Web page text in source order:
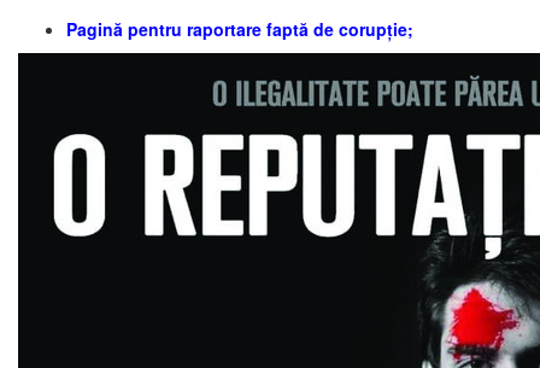
Pagină pentru raportare faptă de corupție;